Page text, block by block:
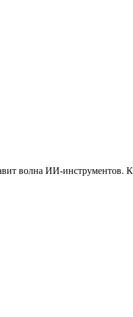
волна ИИ‑инструментов.